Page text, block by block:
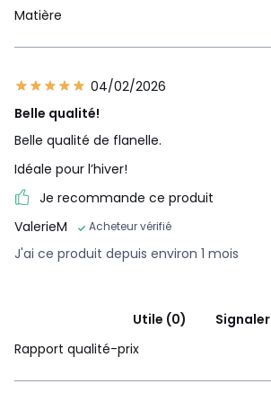
Matière
04/02/2026
Belle qualité!
Belle qualité de flanelle.
Idéale pour l’hiver!
Je recommande ce produit
ValerieM
Acheteur vérifié
J'ai ce produit depuis environ 1 mois
Utile (0)
Signaler
Rapport qualité-prix